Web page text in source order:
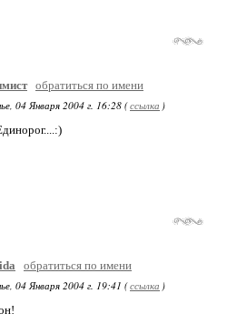
обратиться по имени
04 Января 2004 г. 16:28 (ссылка )
обратиться по имени
04 Января 2004 г. 19:41 (ссылка )